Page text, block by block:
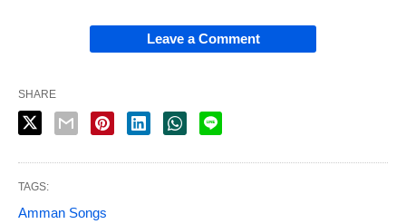
Leave a Comment
SHARE
TAGS:
Amman Songs